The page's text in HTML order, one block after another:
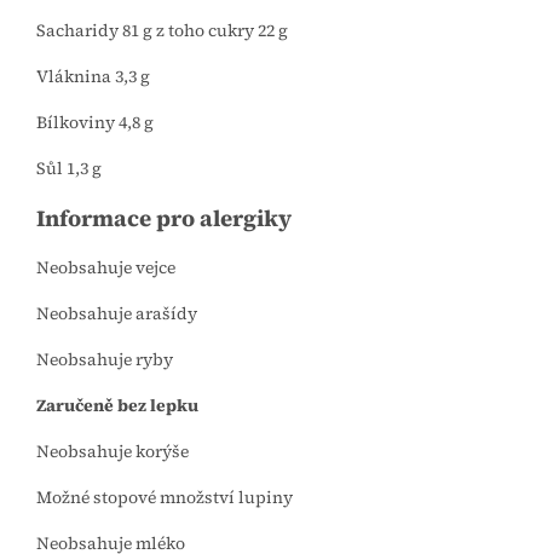
Sacharidy 81 g z toho cukry 22 g
Vláknina 3,3 g
Bílkoviny 4,8 g
Sůl 1,3 g
Informace pro alergiky
Neobsahuje vejce
Neobsahuje arašídy
Neobsahuje ryby
Zaručeně bez lepku
Neobsahuje korýše
Možné stopové množství lupiny
Neobsahuje mléko